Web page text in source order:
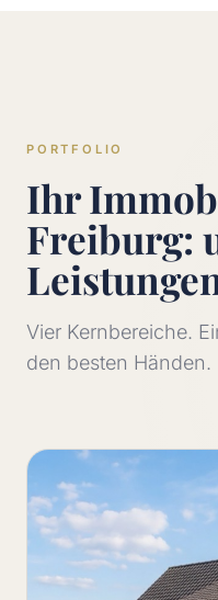
PORTFOLIO
Ihr
Freiburg:
Vier Kernbereiche.
den besten Händen.